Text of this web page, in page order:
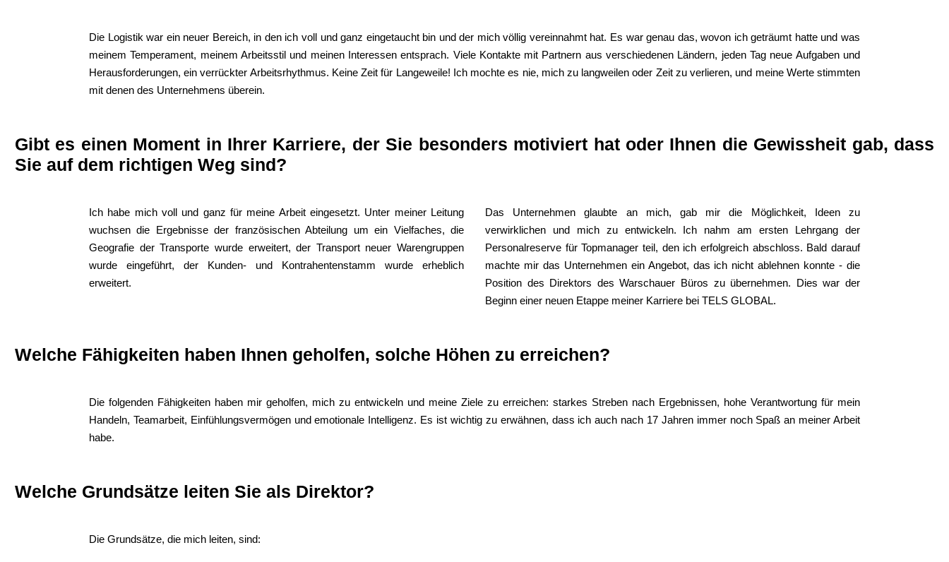
Die Logistik war ein neuer Bereich, in den ich voll und ganz eingetaucht bin und der mich völlig vereinnahmt hat. Es war genau das, wovon ich geträumt hatte und was
meinem Temperament, meinem Arbeitsstil und meinen Interessen entsprach. Viele Kontakte mit Partnern aus verschiedenen Ländern, jeden Tag neue Aufgaben und
Herausforderungen, ein verrückter Arbeitsrhythmus. Keine Zeit für Langeweile! Ich mochte es nie, mich zu langweilen oder Zeit zu verlieren, und meine Werte stimmten
mit denen des Unternehmens überein.
Gibt es einen Moment in Ihrer Karriere, der Sie besonders motiviert hat oder Ihnen die Gewissheit gab, dass
Sie auf dem richtigen Weg sind?
Ich habe mich voll und ganz für meine Arbeit eingesetzt. Unter meiner Leitung
wuchsen die Ergebnisse der französischen Abteilung um ein Vielfaches, die
Geografie der Transporte wurde erweitert, der Transport neuer Warengruppen
wurde eingeführt, der Kunden- und Kontrahentenstamm wurde erheblich
erweitert.
Das Unternehmen glaubte an mich, gab mir die Möglichkeit, Ideen zu
verwirklichen und mich zu entwickeln. Ich nahm am ersten Lehrgang der
Personalreserve für Topmanager teil, den ich erfolgreich abschloss. Bald darauf
machte mir das Unternehmen ein Angebot, das ich nicht ablehnen konnte - die
Position des Direktors des Warschauer Büros zu übernehmen. Dies war der
Beginn einer neuen Etappe meiner Karriere bei TELS GLOBAL.
Welche Fähigkeiten haben Ihnen geholfen, solche Höhen zu erreichen?
Die folgenden Fähigkeiten haben mir geholfen, mich zu entwickeln und meine Ziele zu erreichen: starkes Streben nach Ergebnissen, hohe Verantwortung für mein
Handeln, Teamarbeit, Einfühlungsvermögen und emotionale Intelligenz. Es ist wichtig zu erwähnen, dass ich auch nach 17 Jahren immer noch Spaß an meiner Arbeit
habe.
Welche Grundsätze leiten Sie als Direktor?
Die Grundsätze, die mich leiten, sind: